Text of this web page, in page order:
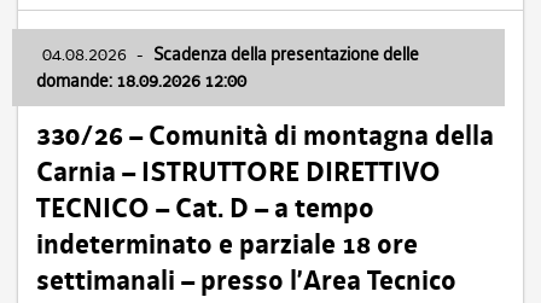
04.08.2026 - Scadenza della presentazione delle
domande: 18.09.2026 12:00
330/26 – Comunità di montagna della
Carnia – ISTRUTTORE DIRETTIVO
TECNICO – Cat. D – a tempo
indeterminato e parziale 18 ore
settimanali – presso l’Area Tecnico